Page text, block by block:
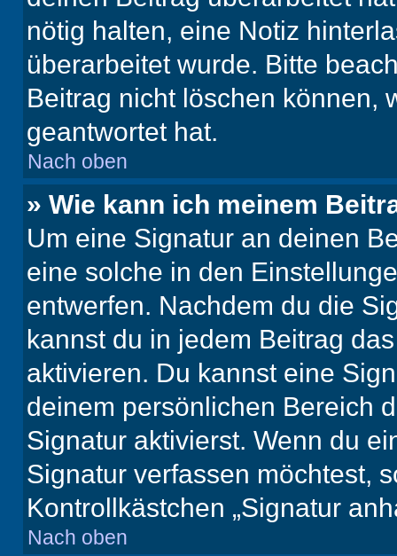
nötig halten, eine Notiz
überarbeitet wurde. Bitte
Beitrag nicht löschen können,
geantwortet hat.
Nach oben
» Wie kann ich meinem
Um eine Signatur an deinen
eine solche in den
entwerfen. Nachdem du die
kannst du in jedem Beitrag
aktivieren. Du kannst eine
deinem persönlichen Bereich
Signatur aktivierst. Wenn du
Signatur verfassen möchtest,
Kontrollkästchen „Signatur
Nach oben